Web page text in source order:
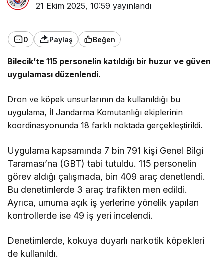
21 Ekim 2025, 10:59 yayınlandı
0 Paylaş Beğen
Bilecik’te 115 personelin katıldığı bir huzur ve güven
uygulaması düzenlendi.
Dron ve köpek unsurlarının da kullanıldığı bu
uygulama, İl Jandarma Komutanlığı ekiplerinin
koordinasyonunda 18 farklı noktada gerçekleştirildi.
Uygulama kapsamında 7 bin 791 kişi Genel Bilgi
Taraması’na (GBT) tabi tutuldu. 115 personelin
görev aldığı çalışmada, bin 409 araç denetlendi.
Bu denetimlerde 3 araç trafikten men edildi.
Ayrıca, umuma açık iş yerlerine yönelik yapılan
kontrollerde ise 49 iş yeri incelendi.
Denetimlerde, kokuya duyarlı narkotik köpekleri
de kullanıldı.